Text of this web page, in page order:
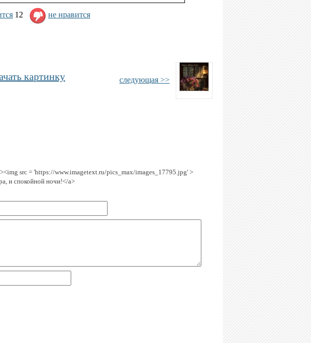
12 не нравится
следующая >>
картинку
src = 'https://www.imagetext.ru/pics_max/images_17795.jpg' >
и спокойной ночи!</a>